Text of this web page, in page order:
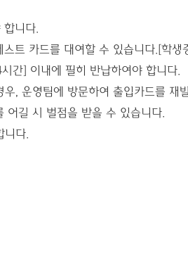
합니다.
트 카드를 대여할 수 있습니다.[학생
간] 이내에 필히 반납하여야 합니다.
, 운영팀에 방문하여 출입카드를
어길 시 벌점을 받을 수 있습니다.
니다.